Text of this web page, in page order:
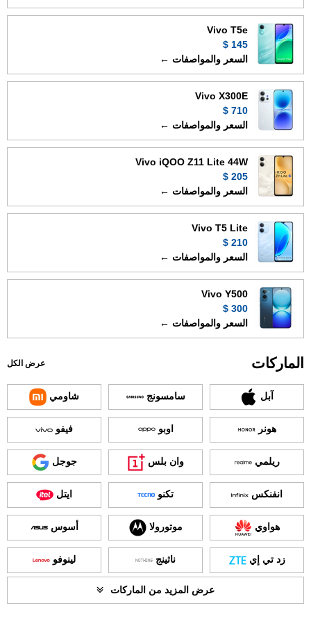
Vivo T5e
145 $
السعر والمواصفات ←
Vivo X300E
710 $
السعر والمواصفات ←
Vivo iQOO Z11 Lite 44W
205 $
السعر والمواصفات ←
Vivo T5 Lite
210 $
السعر والمواصفات ←
Vivo Y500
300 $
السعر والمواصفات ←
الماركات عرض الكل
آبل سامسونج شاومي
هونر اوبو فيفو
ريلمي وان بلس جوجل
انفنكس تكنو ايتل
هواوي موتورولا أسوس
زد تي إي ناثينج لينوفو
عرض المزيد من الماركات